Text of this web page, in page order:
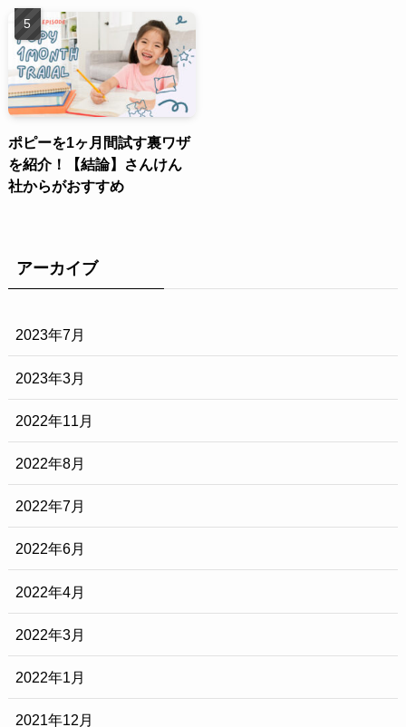
ポピーを1ヶ月間試す裏ワザ
を紹介！【結論】さんけん
社からがおすすめ
アーカイブ
2023年7月
2023年3月
2022年11月
2022年8月
2022年7月
2022年6月
2022年4月
2022年3月
2022年1月
2021年12月